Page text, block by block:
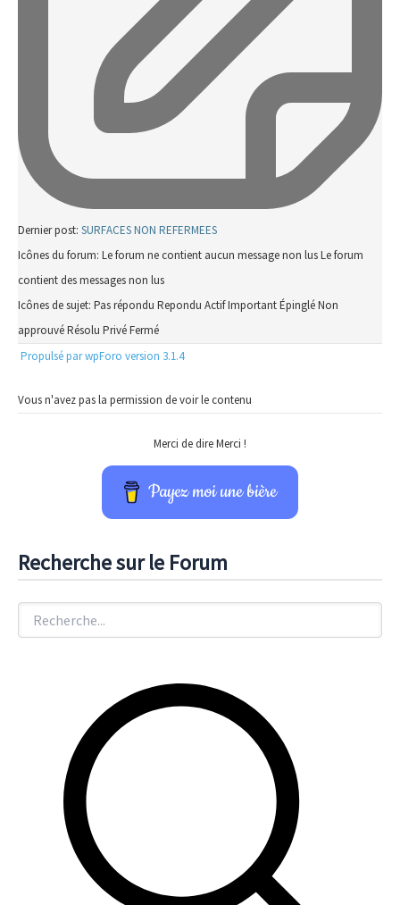
Dernier post: SURFACES NON REFERMEES
Icônes du forum: Le forum ne contient aucun message non lusLe forum
contient des messages non lus
Icônes de sujet: Pas répondu Repondu ActifImportantÉpingléNon
approuvéRésolu PrivéFermé
Propulsé par wpForo version 3.1.4
Vous n'avez pas la permission de voir le contenu
Merci de dire Merci !
Payez moi une bière
Recherche sur le Forum